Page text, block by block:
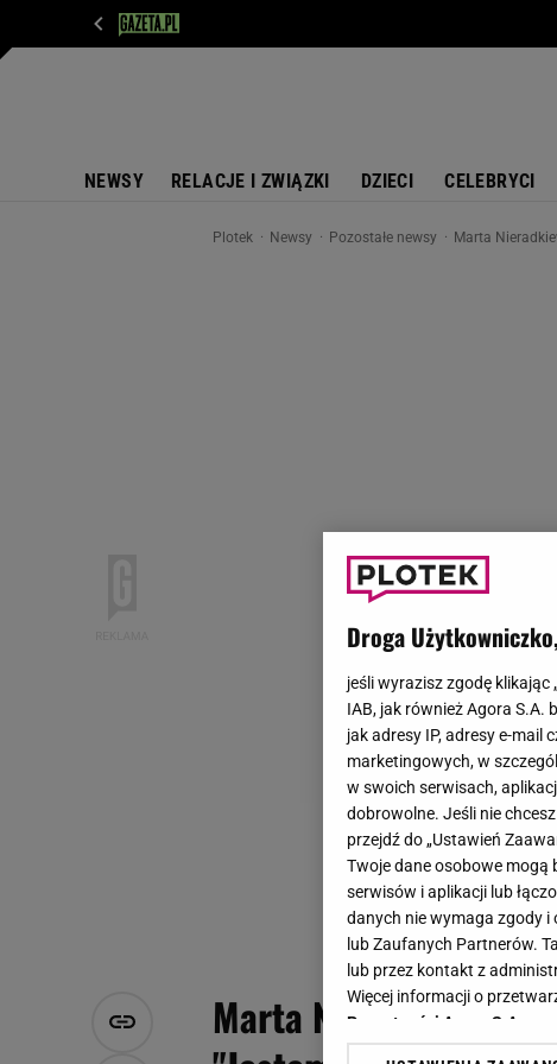
NEWSY RELACJE I ZWIĄZKI DZIECI CELEBRYCI
Plotek Newsy Pozostałe newsy Marta
Marta Nieradkiewicz
Droga
jeśli wyrazisz zgodę klikając
IAB, jak również Agora S.A.
jak adresy IP, adresy e-
marketingowych, w
w swoich serwisach,
dobrowolne. Jeśli nie
przejdź do „Ustawień
Twoje dane osobowe
serwisów i aplikacji lub
danych nie wymaga zgody i
lub Zaufanych Partnerów.
lub przez kontakt z
Więcej informacji o
Prywatności Agora S.A.